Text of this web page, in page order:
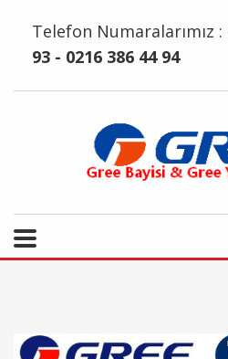
Telefon Numaralarımız :
93 - 0216 386 44 94